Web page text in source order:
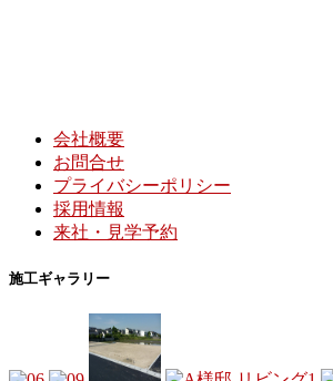
会社概要
お問合せ
プライバシーポリシー
採用情報
来社・見学予約
施工ギャラリー